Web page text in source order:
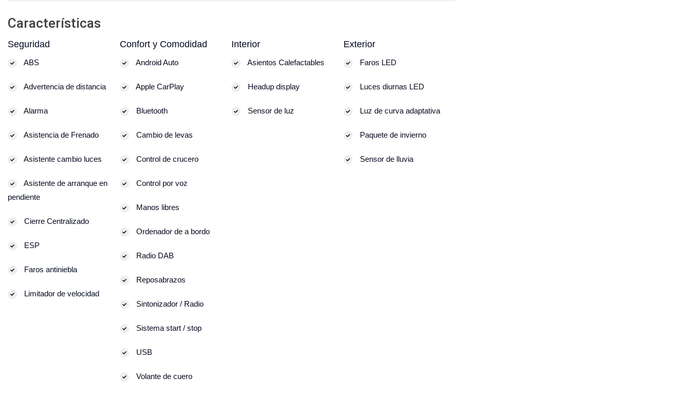
Características
Seguridad
ABS
Advertencia de distancia
Alarma
Asistencia de Frenado
Asistente cambio luces
Asistente de arranque en
pendiente
Cierre Centralizado
ESP
Faros antiniebla
Limitador de velocidad
Confort y Comodidad
Android Auto
Apple CarPlay
Bluetooth
Cambio de levas
Control de crucero
Control por voz
Manos libres
Ordenador de a bordo
Radio DAB
Reposabrazos
Sintonizador / Radio
Sistema start / stop
USB
Volante de cuero
Interior
Asientos Calefactables
Headup display
Sensor de luz
Exterior
Faros LED
Luces diurnas LED
Luz de curva adaptativa
Paquete de invierno
Sensor de lluvia